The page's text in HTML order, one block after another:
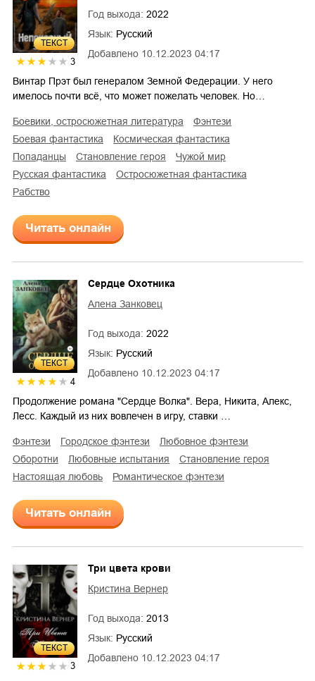
ТЕКСТ
3
Добавлено 10.12.2023 04:17
Год выхода: 2022
Язык: Русский
Винтар Прэт был генералом Земной Федерации. У него
имелось почти всё, что может пожелать человек. Но…
боевики, остросюжетная литература
фэнтези
боевая фантастика
космическая фантастика
попаданцы
становление героя
чужой мир
русская фантастика
остросюжетная фантастика
рабство
Читать онлайн
ТЕКСТ
4
Добавлено 10.12.2023 04:17
Сердце Охотника
Алена Занковец
Год выхода: 2022
Язык: Русский
Продолжение романа "Сердце Волка". Вера, Никита, Алекс,
Лесс. Каждый из них вовлечен в игру, ставки …
фэнтези городское фэнтези
любовное фэнтези
оборотни
любовные испытания
становление героя
настоящая любовь
романтическое фэнтези
Читать онлайн
ТЕКСТ
3
Добавлено 10.12.2023 04:17
Три цвета крови
Кристина Вернер
Год выхода: 2013
Язык: Русский